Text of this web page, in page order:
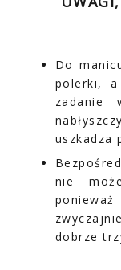
Do
polerki,
zadanie
uszkadza
nie
dobrze